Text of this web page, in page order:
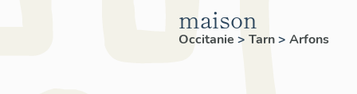
maison
Occitanie > Tarn> Arfons